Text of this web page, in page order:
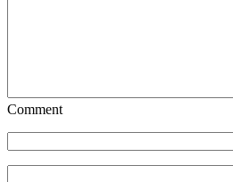
Comment